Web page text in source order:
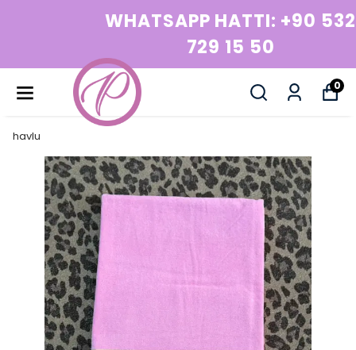
WHATSAPP HATTI: +90 532
729 15 50
0
havlu